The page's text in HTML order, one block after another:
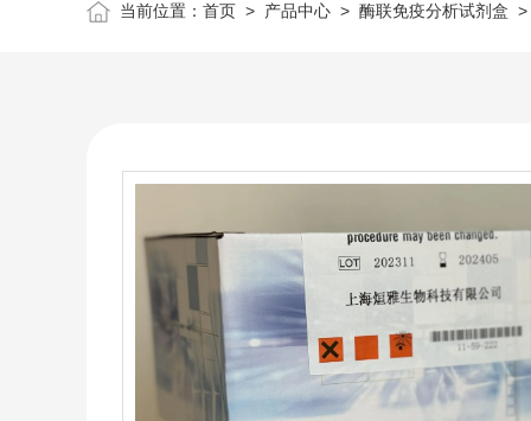
当前位置： 首页> 产品中心> 酶联免疫分析试剂盒